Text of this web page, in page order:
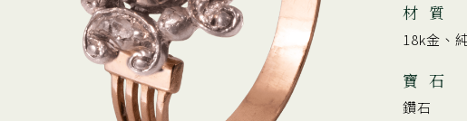
材 質
18k金、
寶 石
鑽石